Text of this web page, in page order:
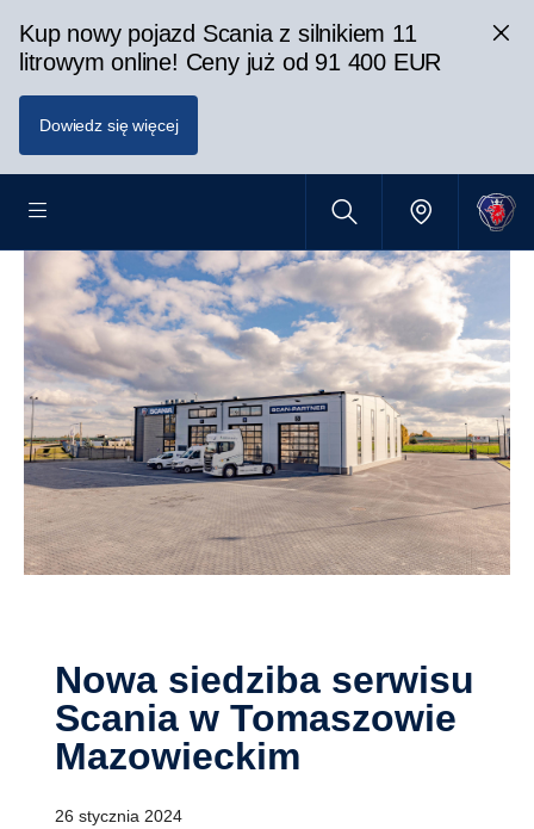
Kup nowy pojazd Scania z silnikiem 11
litrowym online! Ceny już od 91 400 EUR
Dowiedz się więcej
Nowa siedziba serwisu
Scania w Tomaszowie
Mazowieckim
26 stycznia 2024